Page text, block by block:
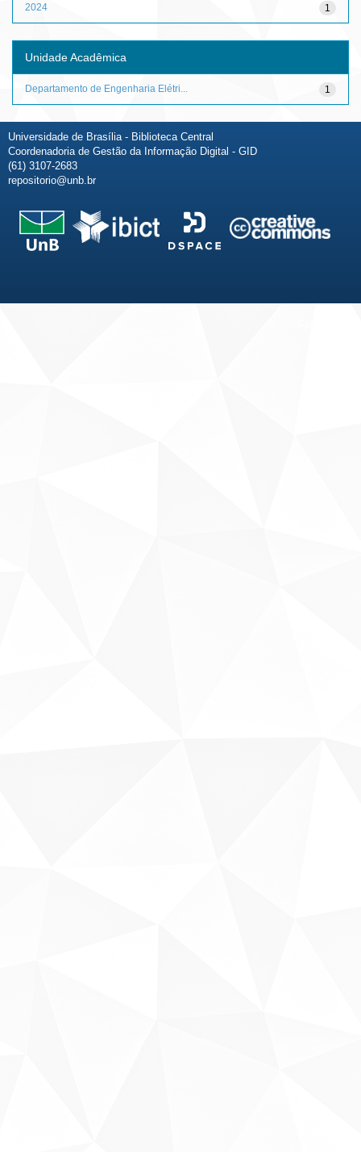
1
2024
Unidade Acadêmica
1
Departamento de Engenharia Elétri...
Universidade de Brasília - Biblioteca Central
Coordenadoria de Gestão da Informação Digital - GID
(61) 3107-2683
repositorio@unb.br